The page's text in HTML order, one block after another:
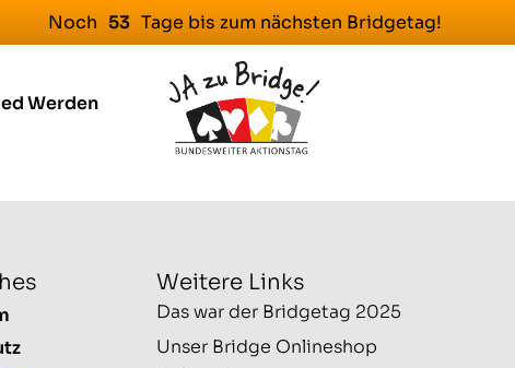
Noch 53 Tage bis zum nächsten Bridgetag!
Werden
Weitere Links
Das war der Bridgetag 2025
Unser Bridge Onlineshop